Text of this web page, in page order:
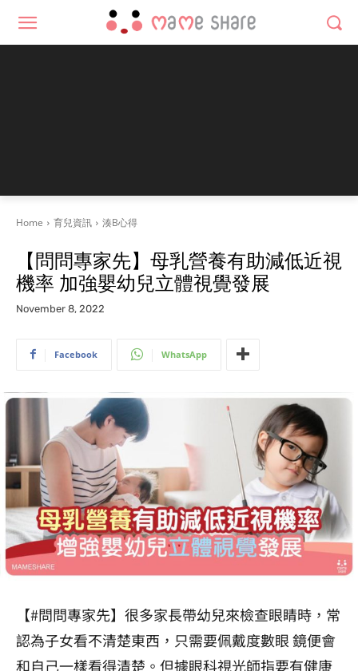
Home 育兒資訊 湊B心得
【問問專家先】母乳營養有助減低近視
機率 加強嬰幼兒立體視覺發展
November 8, 2022
Facebook WhatsApp
【#問問專家先】很多家長帶幼兒來檢查眼睛時，常
認為子女看不清楚東西，只需要佩戴度數眼 鏡便會
和自己一樣看得清楚。但據眼科視光師指要有健康